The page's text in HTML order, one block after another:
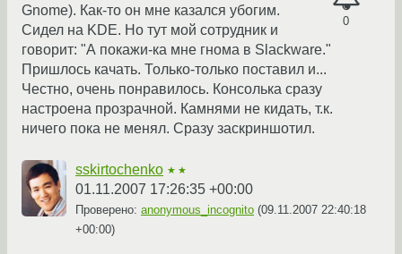
0
Gnome). Как-то он мне казался убогим.
Сидел на KDE. Но тут мой сотрудник и
говорит: "А покажи-ка мне гнома в Slackware."
Пришлось качать. Только-только поставил и...
Честно, очень понравилось. Консолька сразу
настроена прозрачной. Камнями не кидать, т.к.
ничего пока не менял. Сразу заскриншотил.
sskirtochenko ★★
01.11.2007 17:26:35 +00:00
Проверено: anonymous_incognito (09.11.2007 22:40:18
+00:00)